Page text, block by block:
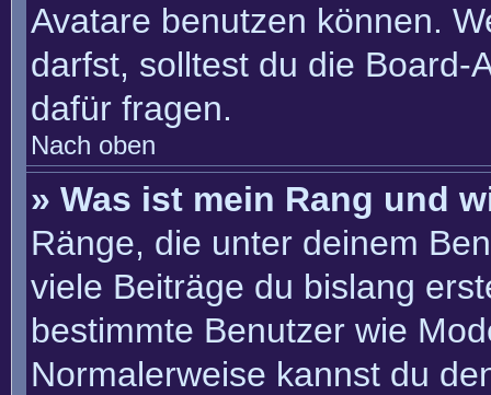
Avatare benutzen können.
darfst, solltest du die Board-
dafür fragen.
Nach oben
» Was ist mein Rang und
Ränge, die unter deinem
viele Beiträge du bislang
bestimmte Benutzer wie
Normalerweise kannst du